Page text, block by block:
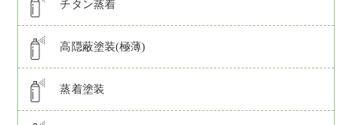
チタン蒸着
高隠蔽塗装(極薄)
蒸着塗装